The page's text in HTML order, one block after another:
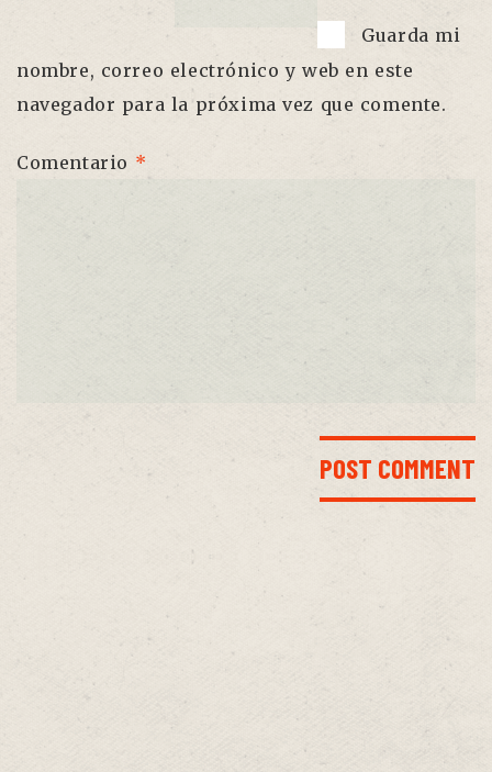
Guarda mi
nombre, correo electrónico y web en este
navegador para la próxima vez que comente.
Comentario *